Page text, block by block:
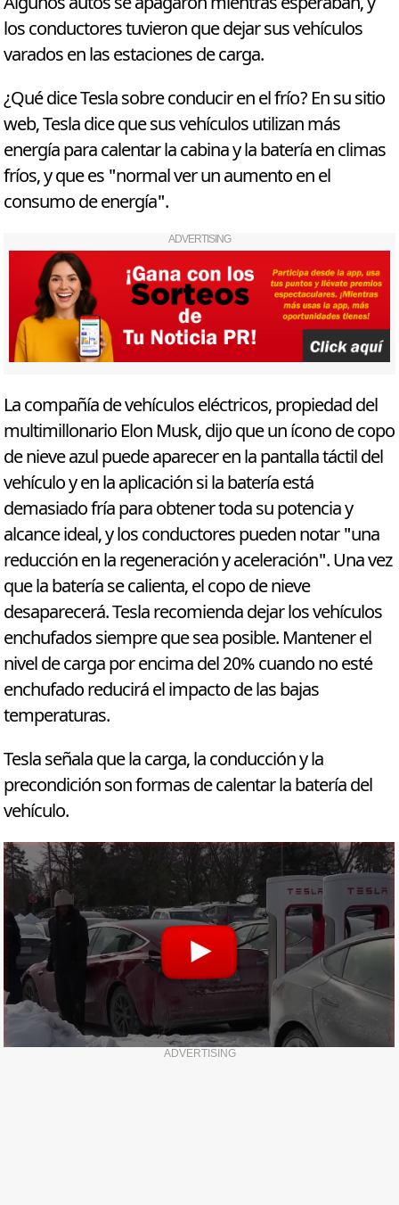
los conductores tuvieron que dejar sus vehículos
varados en las estaciones de carga.
¿Qué dice Tesla sobre conducir en el frío? En su sitio
web, Tesla dice que sus vehículos utilizan más
energía para calentar la cabina y la batería en climas
fríos, y que es "normal ver un aumento en el
consumo de energía".
ADVERTISING
La compañía de vehículos eléctricos, propiedad del
multimillonario Elon Musk, dijo que un ícono de copo
de nieve azul puede aparecer en la pantalla táctil del
vehículo y en la aplicación si la batería está
demasiado fría para obtener toda su potencia y
alcance ideal, y los conductores pueden notar "una
reducción en la regeneración y aceleración". Una vez
que la batería se calienta, el copo de nieve
desaparecerá. Tesla recomienda dejar los vehículos
enchufados siempre que sea posible. Mantener el
nivel de carga por encima del 20% cuando no esté
enchufado reducirá el impacto de las bajas
temperaturas.
Tesla señala que la carga, la conducción y la
precondición son formas de calentar la batería del
vehículo.
ADVERTISING